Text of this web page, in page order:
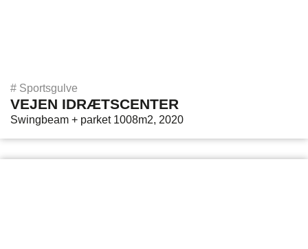
# Sportsgulve
VEJEN IDRÆTSCENTER
Swingbeam + parket 1008m2, 2020